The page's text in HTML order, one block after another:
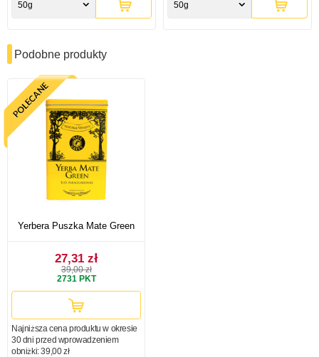
50g 50g
Podobne produkty
Yerbera Puszka Mate Green
27,31 zł
39,00 zł
2731PKT
Najniższa cena produktu w okresie
30 dni przed wprowadzeniem
obniżki:39,00 zł